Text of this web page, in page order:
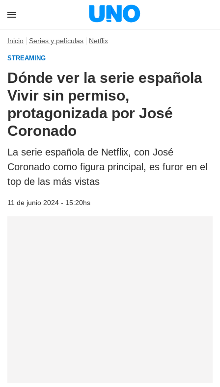
Inicio Series y películas Netflix
STREAMING
Dónde ver la serie española
Vivir sin permiso,
protagonizada por José
Coronado
La serie española de Netflix, con José
Coronado como figura principal, es furor en el
top de las más vistas
11 de junio 2024 - 15:20hs